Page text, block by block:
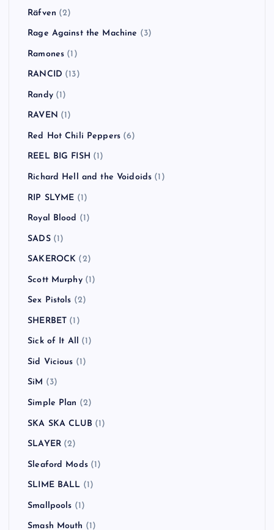
Räfven (2)
Rage Against the Machine (3)
Ramones (1)
RANCID (13)
Randy(1)
RAVEN (1)
Red Hot Chili Peppers (6)
REEL BIG FISH (1)
Richard Hell and the Voidoids (1)
RIP SLYME (1)
Royal Blood (1)
SADS(1)
SAKEROCK (2)
Scott Murphy(1)
Sex Pistols (2)
SHERBET (1)
Sick of It All (1)
Sid Vicious (1)
SiM (3)
Simple Plan (2)
SKA SKA CLUB (1)
SLAYER(2)
Sleaford Mods(1)
SLIME BALL (1)
Smallpools (1)
Smash Mouth (1)